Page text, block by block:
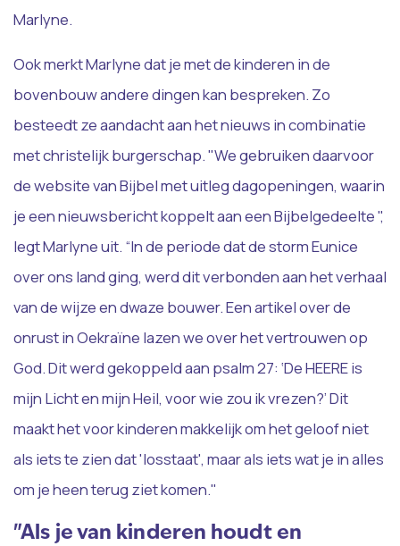
Marlyne.
Ook merkt Marlyne dat je met de kinderen in de
bovenbouw andere dingen kan bespreken. Zo
besteedt ze aandacht aan het nieuws in combinatie
met christelijk burgerschap. "We gebruiken daarvoor
de website van Bijbel met uitleg dagopeningen, waarin
je een nieuwsbericht koppelt aan een Bijbelgedeelte ",
legt Marlyne uit. “In de periode dat de storm Eunice
over ons land ging, werd dit verbonden aan het verhaal
van de wijze en dwaze bouwer. Een artikel over de
onrust in Oekraïne lazen we over het vertrouwen op
God. Dit werd gekoppeld aan psalm 27: ‘De HEERE is
mijn Licht en mijn Heil, voor wie zou ik vrezen?’ Dit
maakt het voor kinderen makkelijk om het geloof niet
als iets te zien dat 'losstaat', maar als iets wat je in alles
om je heen terug ziet komen."
"Als je van kinderen houdt en